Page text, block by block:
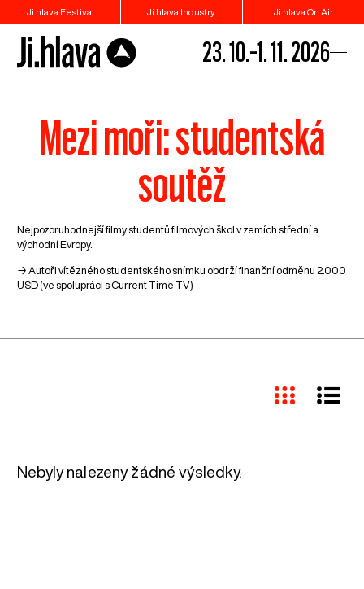
Ji.hlava Festival Ji.hlava Industry Ji.hlava On Air
23. 10.–1. 11. 2026
Mezi moři: studentská
soutěž
Nejpozoruhodnejší filmy studentů filmových škol v zemích střední a
východní Evropy.
→ Autoři vítězného studentského snímku obdrží finanční odměnu 2.000
USD (ve spolupráci s Current Time TV)
Nebyly nalezeny žádné výsledky.